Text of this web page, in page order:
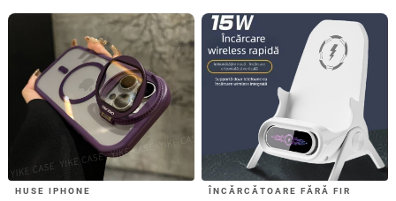
HUSE IPHONE ÎNCĂRCĂTOARE FĂRĂ FIR